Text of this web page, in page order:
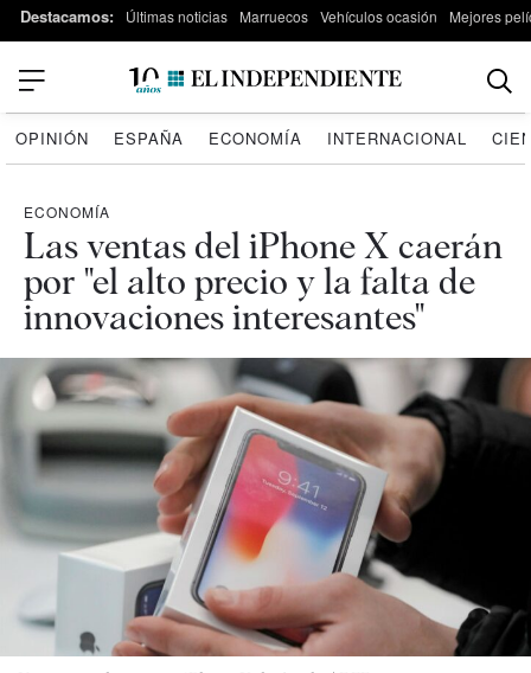
Destacamos: Últimas noticias Marruecos Vehículos ocasión Mejores
OPINIÓN ESPAÑA ECONOMÍA INTERNACIONAL
ECONOMÍA
Las ventas del iPhone X caerán
por "el alto precio y la falta de
innovaciones interesantes"